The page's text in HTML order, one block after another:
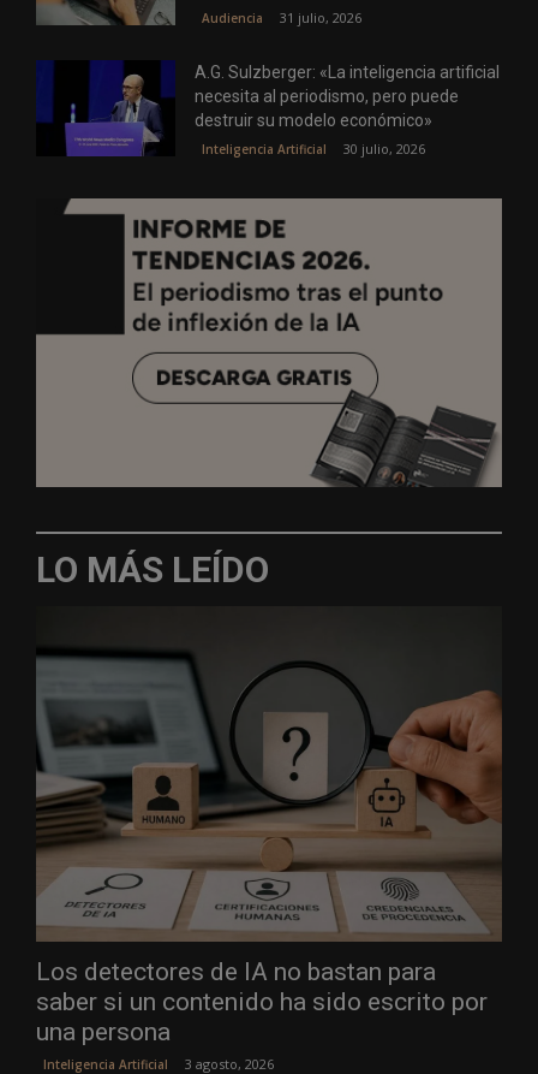
Audiencia 31 julio, 2026
A.G. Sulzberger: «La inteligencia artificial
necesita al periodismo, pero puede
destruir su modelo económico»
Inteligencia Artificial 30 julio, 2026
LO MÁS LEÍDO
Los detectores de IA no bastan para
saber si un contenido ha sido escrito por
una persona
Inteligencia Artificial 3 agosto, 2026